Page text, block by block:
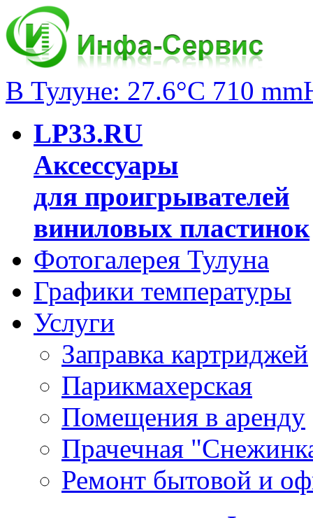
В Тулуне: 27.6°C 710
LP33.RU
Аксессуары
для проигрывателей
виниловых пластинок
Фотогалерея Тулуна
Графики температуры
Услуги
Заправка картриджей
Парикмахерская
Помещения в аренду
Прачечная
Ремонт бытовой и